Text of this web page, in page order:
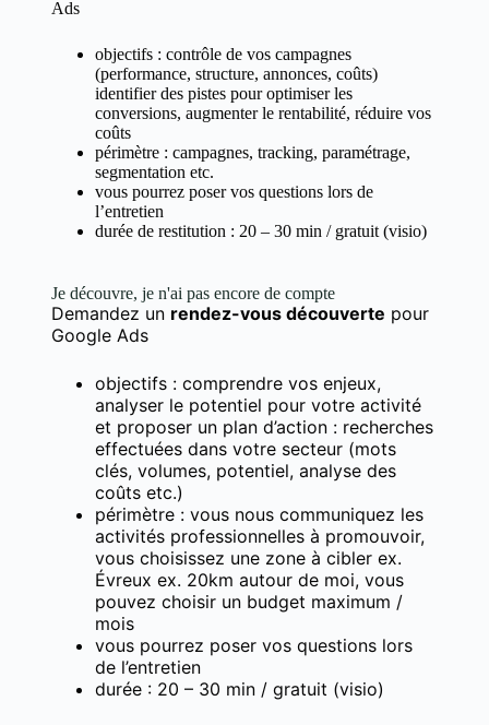
Ads
objectifs : contrôle de vos campagnes
(performance, structure, annonces, coûts)
identifier des pistes pour optimiser les
conversions, augmenter le rentabilité, réduire vos
coûts
périmètre : campagnes, tracking, paramétrage,
segmentation etc.
vous pourrez poser vos questions lors de
l’entretien
durée de restitution : 20 – 30 min / gratuit (visio)
Je découvre, je n'ai pas encore de compte
Demandez un rendez-vous découverte pour
Google Ads
objectifs : comprendre vos enjeux,
analyser le potentiel pour votre activité
et proposer un plan d’action : recherches
effectuées dans votre secteur (mots
clés, volumes, potentiel, analyse des
coûts etc.)
périmètre : vous nous communiquez les
activités professionnelles à promouvoir,
vous choisissez une zone à cibler ex.
Évreux ex. 20km autour de moi, vous
pouvez choisir un budget maximum /
mois
vous pourrez poser vos questions lors
de l’entretien
durée : 20 – 30 min / gratuit (visio)